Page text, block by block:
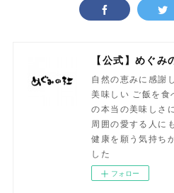
自然の恵みに感謝
美味しい ご飯を食
の本当の美味しさ
周囲の愛する人に
健康を願う気持ち
した
フォロー